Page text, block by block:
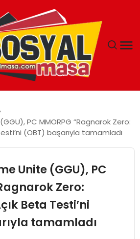
PC MMORPG “Ragnarok Zero:
(OBT) başarıyla tamamladı
Unite (GGU), PC
Zero:
Beta Testi’ni
tamamladı